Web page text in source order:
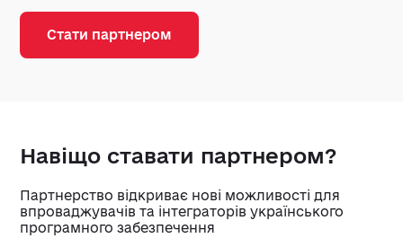
Стати партнером
Навіщо ставати партнером?
Партнерство відкриває нові можливості для
впроваджувачів та інтеграторів українського
програмного забезпечення